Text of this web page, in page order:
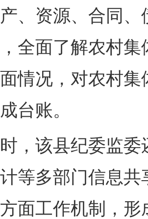
、资源、合同
全面了解农村集
情况，对农村集
台账。
该县纪委监委
等多部门信息
面工作机制，